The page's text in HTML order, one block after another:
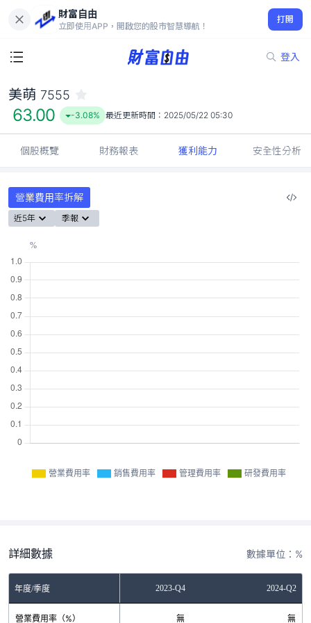
財富自由
立即使用APP，開啟您的股市智慧導航！
打開
登入
63.00
-3.08%
美萌 7555
63.00 -3.08% 最近更新時間： 2025/05/22 05:30
個股概覽 財務報表 獲利能力 安全性分析
營業費用率拆解
近5年 季報
營業費用率 銷售費用率 管理費用率 研發費用率
詳細數據 數據單位：%
年度/季度2023-Q2 2023-Q4 2024-Q2
營業費用率（%）
無 無 無